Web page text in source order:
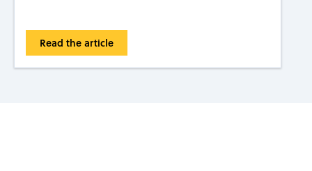
Read the article